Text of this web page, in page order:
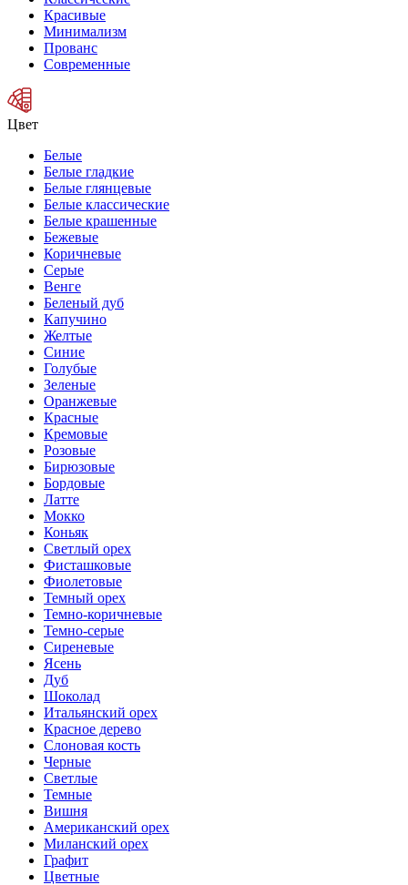
Красивые
Минимализм
Прованс
Современные
Цвет
Белые
Белые гладкие
Белые глянцевые
Белые классические
Белые крашенные
Бежевые
Коричневые
Серые
Венге
Беленый дуб
Капучино
Желтые
Синие
Голубые
Зеленые
Оранжевые
Красные
Кремовые
Розовые
Бирюзовые
Бордовые
Латте
Мокко
Коньяк
Светлый орех
Фисташковые
Фиолетовые
Темный орех
Темно-коричневые
Темно-серые
Сиреневые
Ясень
Дуб
Шоколад
Итальянский орех
Красное дерево
Слоновая кость
Черные
Светлые
Темные
Вишня
Американский орех
Миланский орех
Графит
Цветные